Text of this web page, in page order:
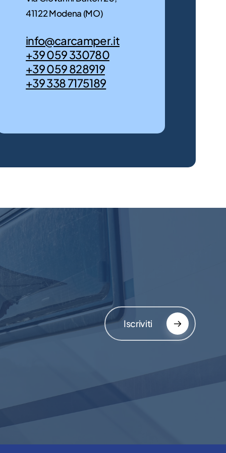
41122 Modena (MO)
info@carcamper.it
+39 059 330780
+39 059 828919
+39 338 7175189
Iscriviti